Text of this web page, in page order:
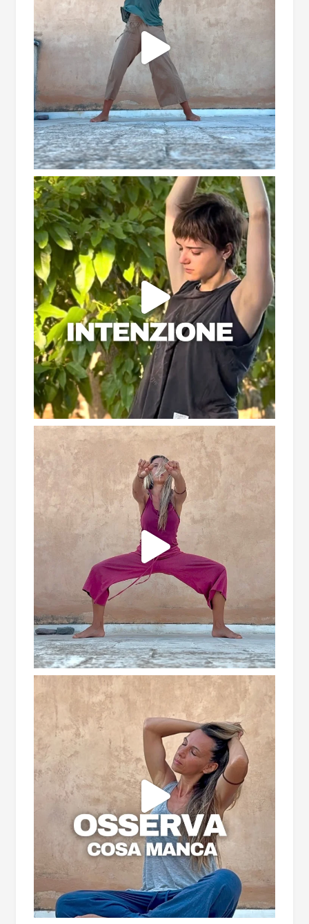
ispirazioni, notizie sui prossimi ritiri ed
esperienze di consapevolezza ed offerte
speciali!
Rispettiamo la tua privacy. Le tue informazioni
non saranno condivise con terzi e potrai
annullare l'iscrizione in qualsiasi momento.